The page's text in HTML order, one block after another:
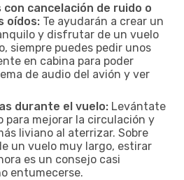
cancelación de ruido o
oídos: Te ayudarán a crear un
y disfrutar de un vuelo
siempre puedes pedir unos
en cabina para poder
de audio del avión y ver
durante el vuelo: Levántate
para mejorar la circulación y
liviano al aterrizar. Sobre
un vuelo muy largo, estirar
es un consejo casi
entumecerse.